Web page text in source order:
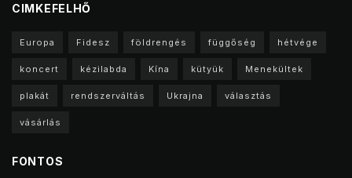
CIMKEFELHŐ
Europa Fidesz földrengés függőség hétvége
koncert kézilabda Kína kütyük Menekültek
plakát rendszerváltás Ukrajna választás
vásárlás
FONTOS